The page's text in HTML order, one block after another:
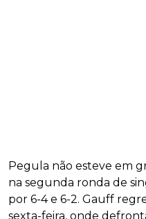
Pegula não esteve em
na segunda ronda de
por 6-4 e 6-2. Gauff
sexta-feira, onde